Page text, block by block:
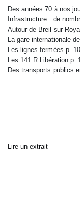
Des années 70 à nos
Infrastructure : de
Autour de Breil-sur-Roya
La gare internationale
Les lignes fermées p.
Les 141 R Libération p.
Des transports publics
Lire un extrait